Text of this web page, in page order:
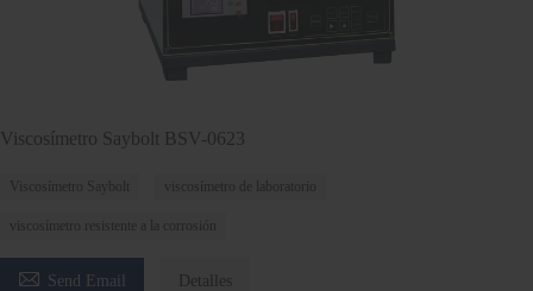
Viscosímetro Saybolt BSV-0623
Viscosímetro Saybolt viscosímetro de laboratorio
viscosímetro resistente a la corrosión
 Send Email Detalles